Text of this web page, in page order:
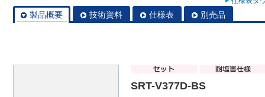
製品概要 技術資料 仕様表 別売品
SRT-V377D-BS